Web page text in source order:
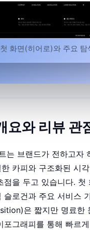
화면(히어로)와 주요 탐
요와 리뷰 관
는 브랜드가 전하고자
카피와 구조화된 시
점을 두고 있습니다. 첫
슬로건과 주요 서비스
은 짧지만 명료한
포그래피를 통해 빠르